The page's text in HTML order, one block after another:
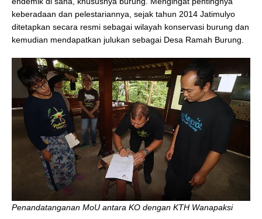
keberadaan dan pelestariannya, sejak tahun 2014 Jatimulyo
ditetapkan secara resmi sebagai wilayah konservasi burung dan
kemudian mendapatkan julukan sebagai Desa Ramah Burung.
Penandatanganan MoU antara KO dengan KTH Wanapaksi